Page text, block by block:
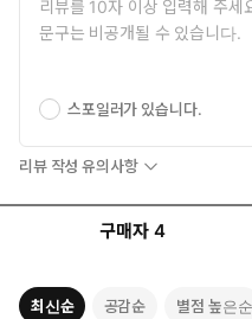
스포일러가 있습니다.
리뷰 작성 유의사항
구매자 4
최신순 공감순 별점 높은순